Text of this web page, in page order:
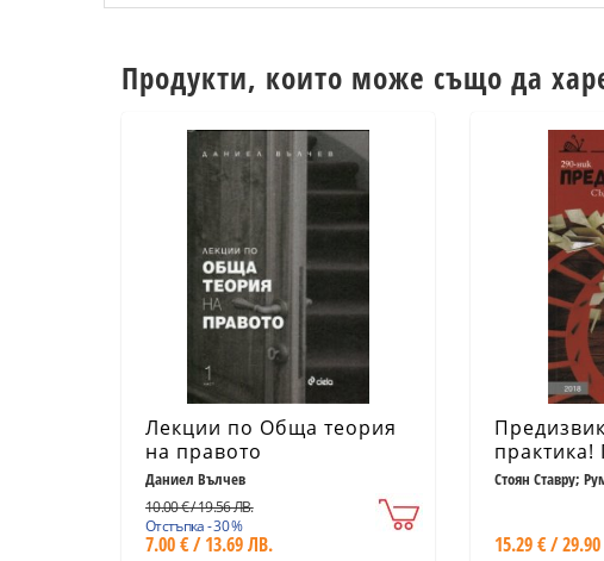
Продукти, които може също да
Лекции по Обща теория
на правото
Даниел Вълчев
10.00 € / 19.56 ЛВ.
Отстъпка - 30 %
7.00 € / 13.69 ЛВ.
практика!
право
Стоян Ставру;
15.29 € /